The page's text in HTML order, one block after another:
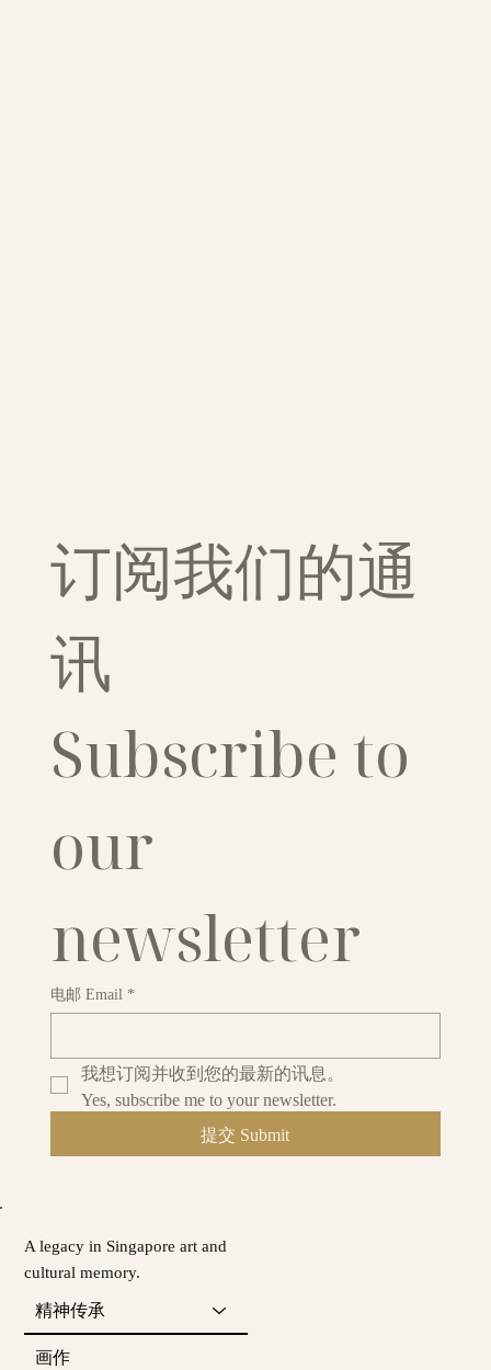
A legacy in Singapore art and
cultural memory.
精神传承
画作
订阅我们的通
讯
Subscribe to
our
newsletter
电邮 Email *
我想订阅并收到您的最新的讯息。
Yes, subscribe me to your newsletter.
提交 Submit